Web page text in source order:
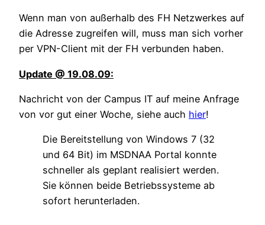
Wenn man von außerhalb des FH Netzwerkes auf
die Adresse zugreifen will, muss man sich vorher
per VPN-Client mit der FH verbunden haben.
Update @ 19.08.09:
Nachricht von der Campus IT auf meine Anfrage
von vor gut einer Woche, siehe auch hier!
Die Bereitstellung von Windows 7 (32
und 64 Bit) im MSDNAA Portal konnte
schneller als geplant realisiert werden.
Sie können beide Betriebssysteme ab
sofort herunterladen.